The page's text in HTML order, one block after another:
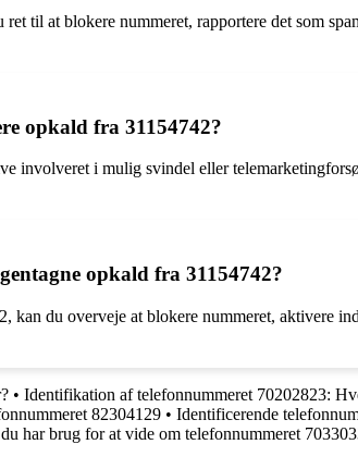
til at blokere nummeret, rapportere det som
opkald fra 31154742?
involveret i mulig svindel eller
opkald fra 31154742?
kan du overveje at blokere nummeret, aktivere
• Identifikation af telefonnummeret 70202823:
82304129 • Identificerende
har brug for at vide om telefonnummeret